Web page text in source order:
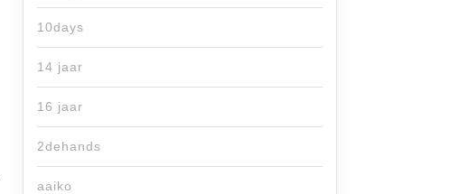
10days
14 jaar
16 jaar
2dehands
aaiko